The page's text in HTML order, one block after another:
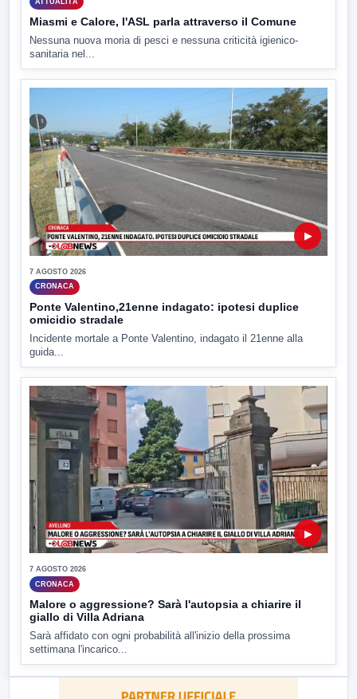
Miasmi e Calore, l'ASL parla attraverso il Comune
Nessuna nuova moria di pesci e nessuna criticità igienico-
sanitaria nel...
▶
7 AGOSTO 2026
CRONACA
Ponte Valentino,21enne indagato: ipotesi duplice
omicidio stradale
Incidente mortale a Ponte Valentino, indagato il 21enne alla
guida...
▶
7 AGOSTO 2026
CRONACA
Malore o aggressione? Sarà l'autopsia a chiarire il
giallo di Villa Adriana
Sarà affidato con ogni probabilità all'inizio della prossima
settimana l'incarico...